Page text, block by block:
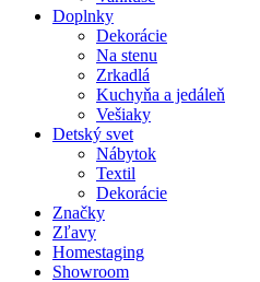
Doplnky
Dekorácie
Na stenu
Zrkadlá
Kuchyňa a jedáleň
Vešiaky
Detský svet
Nábytok
Textil
Dekorácie
Značky
Zľavy
Homestaging
Showroom